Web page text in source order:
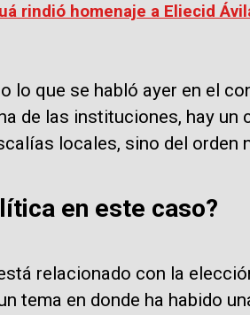
rindió homenaje a Eliecid
lo que se habló ayer en el
de las instituciones, hay un
locales, sino del orden
en este caso?
relacionado con la
tema en donde ha habido